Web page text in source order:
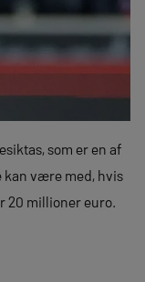
som er en af
kan være med, hvis
20 millioner euro.